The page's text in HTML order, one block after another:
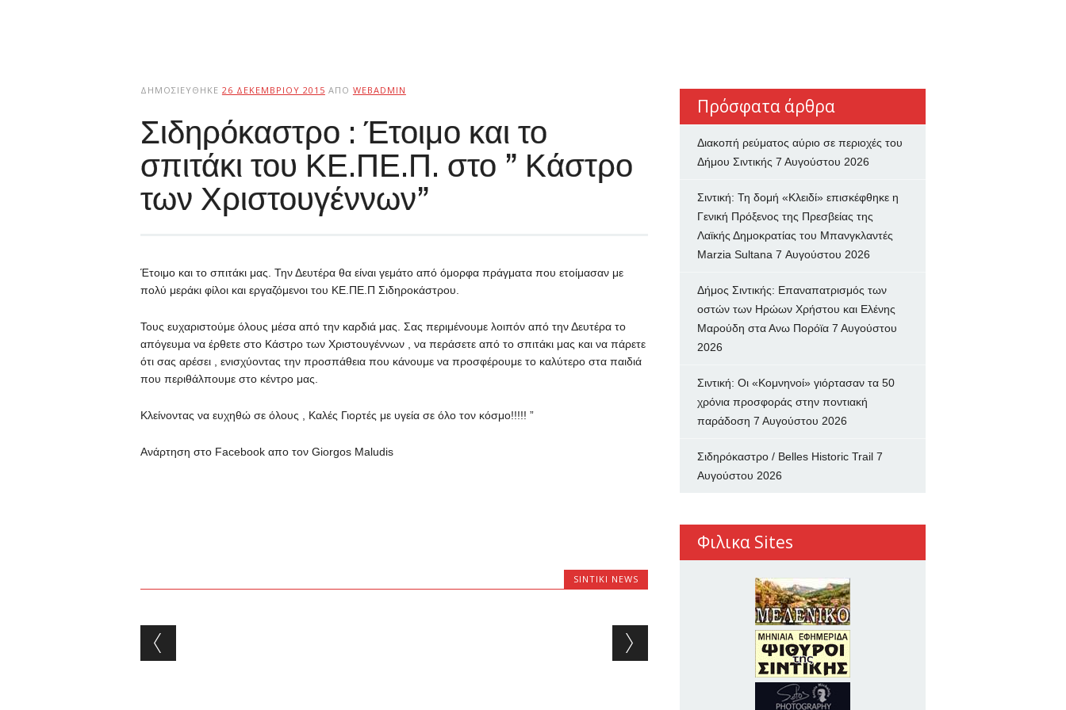
ΔΗΜΟΣΙΕΎΘΗΚΕ 26 ΔΕΚΕΜΒΡΊΟΥ 2015 ΑΠΌ WEBADMIN
Σιδηρόκαστρο : Έτοιμο και το
σπιτάκι του ΚΕ.ΠΕ.Π. στο ” Κάστρο
των Χριστουγέννων”
Έτοιμο και το σπιτάκι μας. Την Δευτέρα θα είναι γεμάτο από όμορφα πράγματα που ετοίμασαν με
πολύ μεράκι φίλοι και εργαζόμενοι του ΚΕ.ΠΕ.Π Σιδηροκάστρου.
Τους ευχαριστούμε όλους μέσα από την καρδιά μας. Σας περιμένουμε λοιπόν από την Δευτέρα το
απόγευμα να έρθετε στο Κάστρο των Χριστουγέννων , να περάσετε από το σπιτάκι μας και να πάρετε
ότι σας αρέσει , ενισχύοντας την προσπάθεια που κάνουμε να προσφέρουμε το καλύτερο στα παιδιά
που περιθάλπουμε στο κέντρο μας.
Κλείνοντας να ευχηθώ σε όλους , Καλές Γιορτές με υγεία σε όλο τον κόσμο!!!!! ”
Ανάρτηση στο Facebookαπο τον Giorgos Maludis
SINTIKI NEWS
Post navigation
Πρόσφατα άρθρα
Διακοπή ρεύματος αύριο σε περιοχές του
Δήμου Σιντικής 7 Αυγούστου 2026
Σιντική: Τη δομή «Κλειδί» επισκέφθηκε η
Γενική Πρόξενος της Πρεσβείας της
Λαϊκής Δημοκρατίας του Μπανγκλαντές
Marzia Sultana 7 Αυγούστου 2026
Δήμος Σιντικής: Επαναπατρισμός των
oστών των Ηρώων Χρήστου και Ελένης
Μαρούδη στα Ανω Πορόϊα 7 Αυγούστου
2026
Σιντική: Οι «Κομνηνοί» γιόρτασαν τα 50
χρόνια προσφοράς στην ποντιακή
παράδοση 7 Αυγούστου 2026
Σιδηρόκαστρο / Belles Historic Trail 7
Αυγούστου 2026
Φιλικα Sites